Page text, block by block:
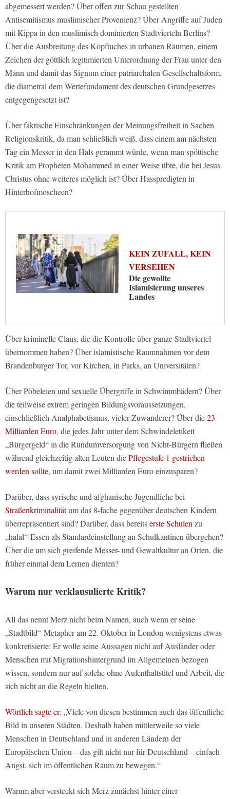
abgemessert werden? Über offen zur Schau gestellten
Antisemitismus muslimischer Provenienz? Über Angriffe auf Juden
mit Kippa in den muslimisch dominierten Stadtvierteln Berlins?
Über die Ausbreitung des Kopftuches in urbanen Räumen, einem
Zeichen der göttlich legitimierten Unterordnung der Frau unter den
Mann und damit das Signum einer patriarchalen Gesellschaftsform,
die diametral dem Wertefundament des deutschen Grundgesetzes
entgegengesetzt ist?
Über faktische Einschränkungen der Meinungsfreiheit in Sachen
Religionskritik, da man schließlich weiß, dass einem am nächsten
Tag ein Messer in den Hals gerammt würde, wenn man spöttische
Kritik am Propheten Mohammed in einer Weise übte, die bei Jesus
Christus ohne weiteres möglich ist? Über Hasspredigten in
Hinterhofmoscheen?
KEIN ZUFALL, KEIN
VERSEHEN
Die gewollte
Islamisierung unseres
Landes
Über kriminelle Clans, die die Kontrolle über ganze Stadtviertel
übernommen haben? Über islamistische Raumnahmen vor dem
Brandenburger Tor, vor Kirchen, in Parks, an Universitäten?
Über Pöbeleien und sexuelle Übergriffe in Schwimmbädern? Über
die teilweise extrem geringen Bildungsvoraussetzungen,
einschließlich Analphabetismus, vieler Zuwanderer? Über die23
Milliarden Euro, die jedes Jahr unter dem Schwindeletikett
„Bürgergeld“ in die Rundumversorgung von Nicht-Bürgern fließen
während gleichzeitig alten Leuten diePflegestufe 1 gestrichen
werden sollte, um damit zwei Milliarden Euro einzusparen?
Darüber, dass syrische und afghanische Jugendliche bei
Straßenkriminalitätum das 8-fache gegenüber deutschen Kindern
überrepräsentiert sind? Darüber, dass bereitserste Schulenzu
„halal“-Essen als Standardeinstellung an Schulkantinen übergehen?
Über die um sich greifende Messer- und Gewaltkultur an Orten, die
früher einmal dem Lernen dienten?
Warum nur verklausulierte Kritik?
All das nennt Merz nicht beim Namen, auch wenn er seine
„Stadtbild“-Metapher am 22. Oktober in London wenigstens etwas
konkretisierte: Er wolle seine Aussagen nicht auf Ausländer oder
Menschen mit Migrationshintergrund im Allgemeinen bezogen
wissen, sondern nur auf solche ohne Aufenthaltstitel und Arbeit, die
sich nicht an die Regeln hielten.
Wörtlich sagte er: „Viele von diesen bestimmen auch das öffentliche
Bild in unseren Städten. Deshalb haben mittlerweile so viele
Menschen in Deutschland und in anderen Ländern der
Europäischen Union – das gilt nicht nur für Deutschland – einfach
Angst, sich im öffentlichen Raum zu bewegen.“
Warum aber versteckt sich Merz zunächst hinter einer